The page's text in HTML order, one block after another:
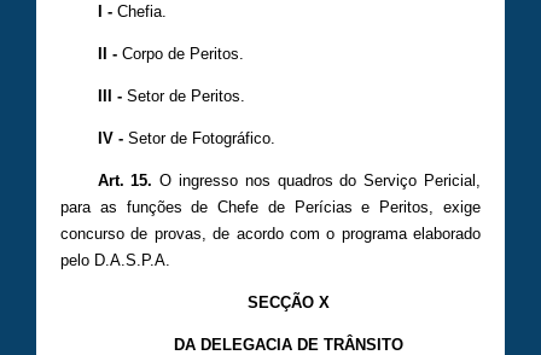
I -Chefia.
II -Corpo de Peritos.
III -Setor de Peritos.
IV -Setor de Fotográfico.
Art. 15. O ingresso nos quadros do Serviço Pericial,
para as funções de Chefe de Perícias e Peritos, exige
concurso de provas, de acordo com o programa elaborado
pelo D.A.S.P.A.
SECÇÃO X
DA DELEGACIA DE TRÂNSITO